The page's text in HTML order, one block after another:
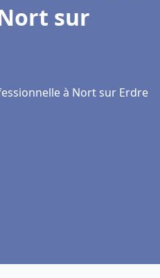
sur
à Nort sur Erdre